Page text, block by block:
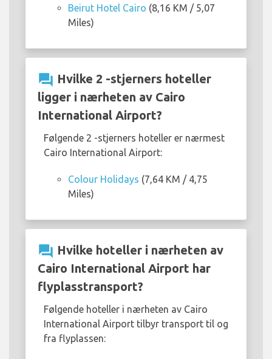
Beirut Hotel Cairo (8,16 KM / 5,07
Miles)
question_answer Hvilke 2 -stjerners hoteller
ligger i nærheten av Cairo
International Airport?
Følgende 2 -stjerners hoteller er nærmest
Cairo International Airport:
Colour Holidays (7,64 KM / 4,75
Miles)
question_answer Hvilke hoteller i nærheten av
Cairo International Airport har
flyplasstransport?
Følgende hoteller i nærheten av Cairo
International Airport tilbyr transport til og
fra flyplassen: